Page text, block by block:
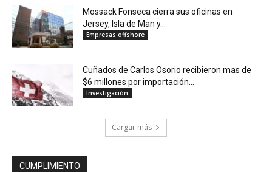
Mossack Fonseca cierra sus oficinas en
Jersey, Isla de Man y...
Empresas offshore
Cuñados de Carlos Osorio recibieron mas de
$6 millones por importación...
Investigación
Cargar más
CUMPLIMIENTO